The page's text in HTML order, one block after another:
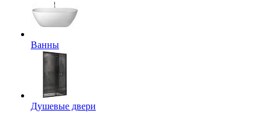
Ванны
Душевые двери